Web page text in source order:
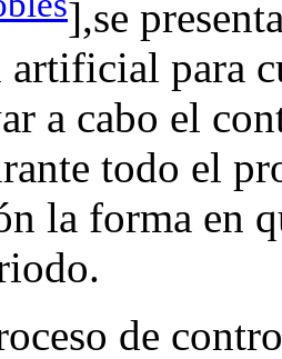
],se
para
a cabo el
todo el
la forma en
de